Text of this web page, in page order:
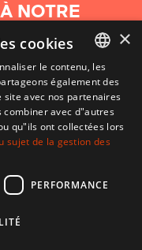
NOTRE
BASQUE
FRENCH
×
cookies
le contenu, les
également des
avec nos partenaires
combiner avec d"autres
qu"ils ont collectées lors
sujet de la gestion des
PERFORMANCE